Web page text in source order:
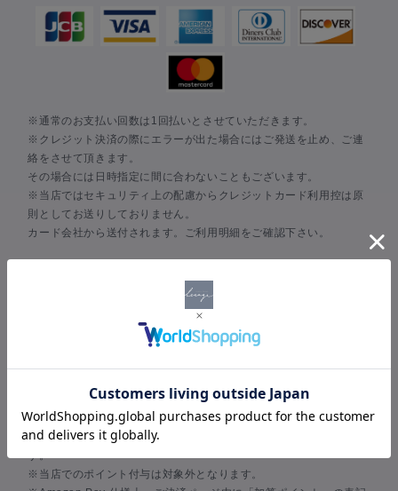
※通常のお支払い回数は1回払いとさせていただきます。
※クレジット決済の際にエラーが出た場合にはご発送を止め、ご連
絡をさせて頂きます。
その場合には日時指定に間に合わないこともございます。
※当店ではセキュリティ上の配慮からクレジットカード利用控は原
則としてお送りしておりません。
カード会社から送付されます。ご利用明細をご確認下さい。
Amazonアカウントで購入できます！
Amazonのアカウントに登録されているお支払い情報と配送先を選
択するだけで、新たな情報を入力することなくお買い物ができま
※当店でのポイント付与は対象外となります。